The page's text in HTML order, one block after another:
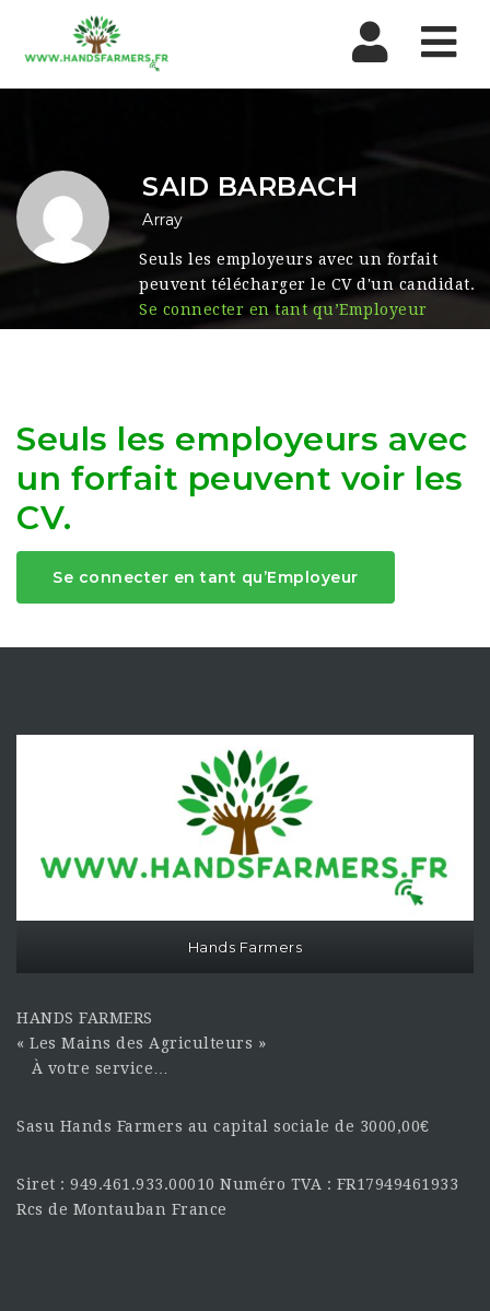
Seuls les employeurs avec un forfait
peuvent télécharger le CV d'un candidat.
Se connecter en tant qu’Employeur
SAID BARBACH
Array
Seuls les employeurs avec
un forfait peuvent voir les
CV.
Se connecter en tant qu’Employeur
Hands Farmers
HANDS FARMERS
« Les Mains des Agriculteurs »
À votre service…
Sasu Hands Farmers au capital sociale de 3000,00€
Siret : 949.461.933.00010 Numéro TVA : FR17949461933
Rcs de Montauban France